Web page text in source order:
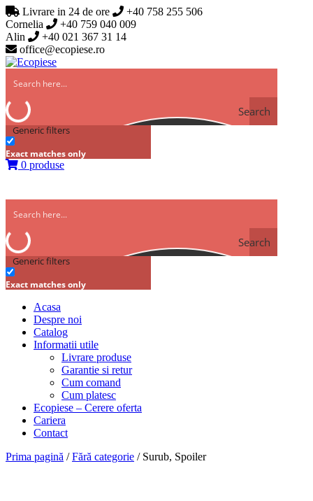
Livrare in 24 de ore
+40 758 255 506
Cornelia
+40 759 040 009
Alin
+40 021 367 31 14
office@ecopiese.ro
Search
Generic filters
Exact matches only
0 produse
Search
Generic filters
Exact matches only
Acasa
Despre noi
Catalog
Informatii utile
Livrare produse
Garantie si retur
Cum comand
Cum platesc
Ecopiese – Cerere oferta
Cariera
Contact
Prima pagină /Fără categorie / Surub, Spoiler